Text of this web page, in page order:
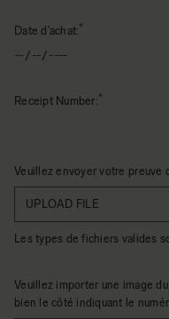
Date d'achat:
Receipt Number:
Veuillez envoyer votre preuve
UPLOAD FILE
Les types de fichiers valides
Veuillez importer une image
bien le côté indiquant le